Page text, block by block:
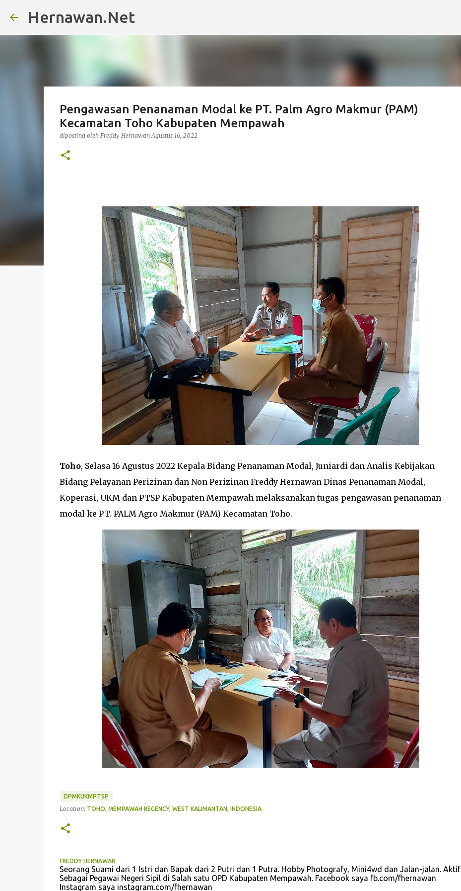
Hernawan.Net
Pengawasan Penanaman Modal ke PT. Palm Agro Makmur (PAM)
Kecamatan Toho Kabupaten Mempawah
diposting oleh Freddy Hernawan Agustus 16, 2022
Toho, Selasa 16 Agustus 2022 Kepala Bidang Penanaman Modal, Juniardi dan Analis Kebijakan
Bidang Pelayanan Perizinan dan Non Perizinan Freddy Hernawan Dinas Penanaman Modal,
Koperasi, UKM dan PTSP Kabupaten Mempawah melaksanakan tugas pengawasan penanaman
modal ke PT. PALM Agro Makmur (PAM) Kecamatan Toho.
DPMKUKMPTSP
Location: TOHO, MEMPAWAH REGENCY, WEST KALIMANTAN, INDONESIA
FREDDY HERNAWAN
Seorang Suami dari 1 Istri dan Bapak dari 2 Putri dan 1 Putra. Hobby Photografy, Mini4wd dan Jalan-jalan. Aktif
Sebagai Pegawai Negeri Sipil di Salah satu OPD Kabupaten Mempawah. Facebook saya fb.com/fhernawan
Instagram saya instagram.com/fhernawan